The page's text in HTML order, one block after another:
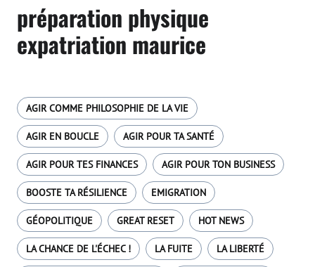
préparation physique
expatriation maurice
AGIR COMME PHILOSOPHIE DE LA VIE
AGIR EN BOUCLE AGIR POUR TA SANTÉ
AGIR POUR TES FINANCES AGIR POUR TON BUSINESS
BOOSTE TA RÉSILIENCE EMIGRATION
GÉOPOLITIQUE GREAT RESET HOT NEWS
LA CHANCE DE L'ÉCHEC ! LA FUITE LA LIBERTÉ